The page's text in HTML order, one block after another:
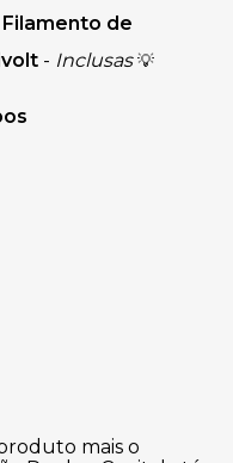
Filamento de
- Inclusas 💡
mais o